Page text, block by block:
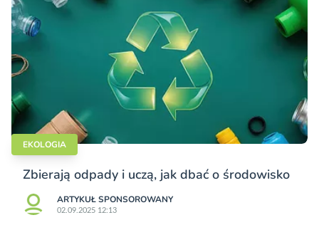
EKOLOGIA
Zbierają odpady i uczą, jak dbać o środowisko
ARTYKUŁ SPONSOROWANY
02.09.2025 12:13